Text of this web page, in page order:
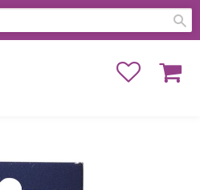
Favoriter